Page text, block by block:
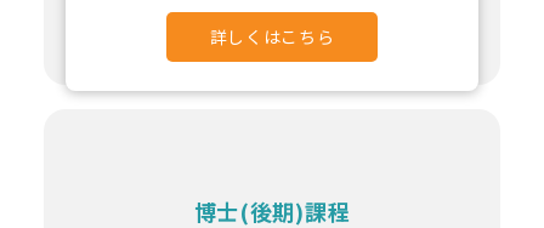
博士(後期)課程
詳しくはこちら